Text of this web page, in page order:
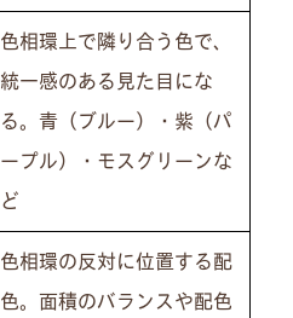
色相環上で隣り合う色で、
統一感のある見た目にな
る。青（ブルー）・紫（パ
ープル）・モスグリーンな
ど
色相環の反対に位置する配
色。面積のバランスや配色